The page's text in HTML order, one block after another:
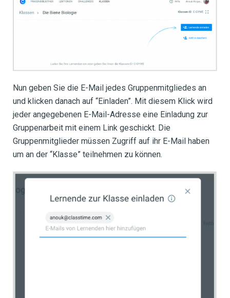
Nun geben Sie die E-Mail jedes Gruppenmitgliedes an
und klicken danach auf “Einladen”. Mit diesem Klick wird
jeder angegebenen E-Mail-Adresse eine Einladung zur
Gruppenarbeit mit einem Link geschickt. Die
Gruppenmitglieder müssen Zugriff auf ihr E-Mail haben
um an der “Klasse” teilnehmen zu können.